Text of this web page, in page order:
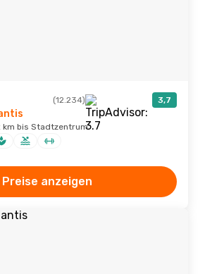
(12.234) 3,7
km bis Stadtzentrum
Preise anzeigen